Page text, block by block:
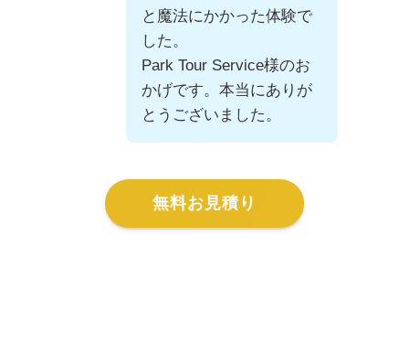
と魔法にかかった体験で
した。
Park Tour Service様のお
かげです。本当にありが
とうございました。
無料お見積り